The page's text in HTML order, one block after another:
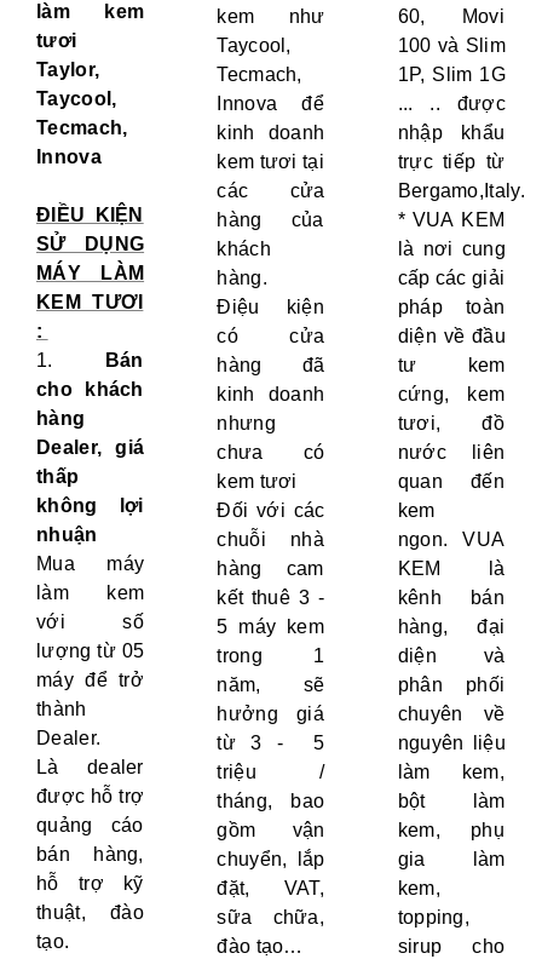
làm kem
tươi
Taylor,
Taycool,
Tecmach,
Innova
ĐIỀU KIỆN
SỬ DỤNG
MÁY LÀM
KEM TƯƠI
:
1.
Bán
cho khách
hàng
Dealer, giá
thấp
không lợi
nhuận
Mua máy
làm kem
với số
lượng từ 05
máy để trở
thành
Dealer.
Là dealer
được hỗ trợ
quảng cáo
bán hàng,
hỗ trợ kỹ
thuật, đào
tạo.
kem như
Taycool,
Tecmach,
Innova để
kinh doanh
kem tươi tại
các cửa
hàng của
khách
hàng.
Điệu kiện
có cửa
hàng đã
kinh doanh
nhưng
chưa có
kem tươi
Đối với các
chuỗi nhà
hàng cam
kết thuê 3 -
5 máy kem
trong 1
năm, sẽ
hưởng giá
từ 3 - 5
triệu /
tháng, bao
gồm vận
chuyển, lắp
đặt, VAT,
sữa chữa,
đào tạo…
60, Movi
100 và Slim
1P, Slim 1G
... .. được
nhập khẩu
trực tiếp từ
Bergamo,Italy.
* VUA KEM
là nơi cung
cấp các giải
pháp toàn
diện về đầu
tư kem
cứng, kem
tươi, đồ
nước liên
quan đến
kem
ngon. VUA
KEM là
kênh bán
hàng, đại
diện và
phân phối
chuyên về
nguyên liệu
làm kem,
bột làm
kem, phụ
gia làm
kem,
topping,
sirup cho